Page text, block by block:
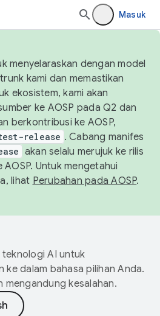
Masuk
menyelaraskan dengan model
kami dan memastikan
ekosistem, kami akan
ke AOSP pada Q2 dan
berkontribusi ke AOSP,
release . Cabang manifes
akan selalu merujuk ke rilis
Untuk mengetahui
lihat Perubahan pada AOSP.
AI untuk
ke dalam bahasa pilihan Anda.
mengandung kesalahan.